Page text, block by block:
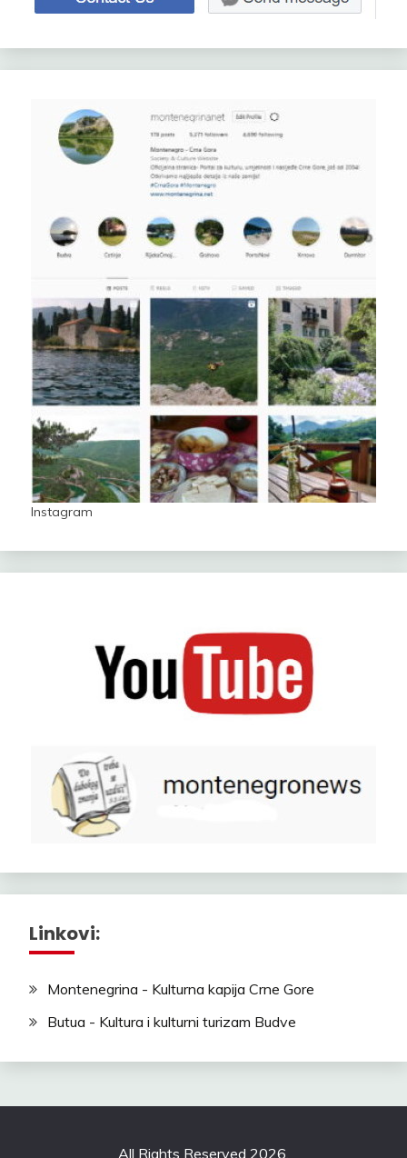
Instagram
Linkovi:
Montenegrina - Kulturna kapija Crne Gore
Butua - Kultura i kulturni turizam Budve
All Rights Reserved 2026.